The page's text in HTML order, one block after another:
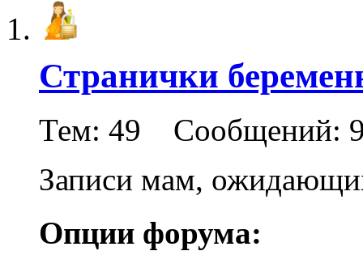
Странички
Тем: 49 Сообщений:
Записи мам,
Опции форума: